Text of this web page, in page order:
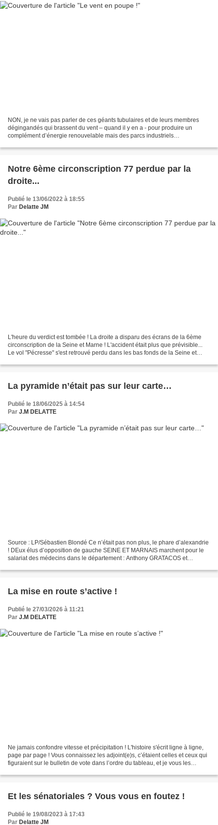
NON, je ne vais pas parler de ces géants tubulaires et de leurs membres
dégingandés qui brassent du vent – quand il y en a - pour produire un
complément d’énergie renouvelable mais des parcs industriels
Notre 6ème circonscription 77 perdue par la
droite...
Publié le 13/06/2022 à 18:55
Par Delatte JM
L'heure du verdict est tombée ! La droite a disparu des écrans de la 6ème
circonscription de la Seine et Marne ! L'accident était plus que prévisible...
Le vol "Pécresse" s'est retrouvé perdu dans les bas fonds de la Seine et
La pyramide n’était pas sur leur carte…
Publié le 18/06/2025 à 14:54
Par J.M DELATTE
Source : LP/Sébastien Blondé Ce n’était pas non plus, le phare d’alexandrie
! DEux élus d’opposition de gauche SEINE ET MARNAIS marchent pour le
salariat des médecins dans le département : Anthony GRATACOS et
La mise en route s’active !
Publié le 27/03/2026 à 11:21
Par J.M DELATTE
Ne jamais confondre vitesse et précipitation ! L'histoire s'écrit ligne à ligne,
page par page ! Vous connaissez les adjoint(e)s, c’étaient celles et ceux qui
figuraient sur le bulletin de vote dans l’ordre du tableau, et je vous les
Et les sénatoriales ? Vous vous en foutez !
Publié le 19/08/2023 à 17:43
Par Delatte JM